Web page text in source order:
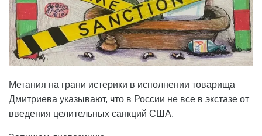
Метания на грани истерики в исполнении товарища
Дмитриева указывают, что в России не все в экстазе от
введения целительных санкций США.